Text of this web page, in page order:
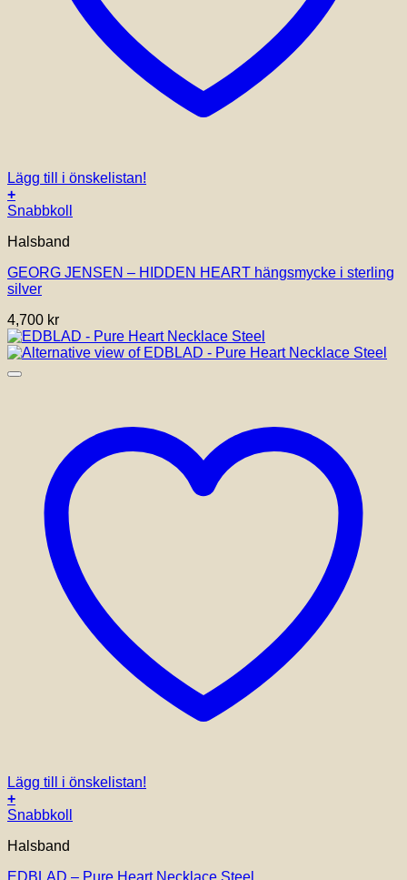
Lägg till i önskelistan!
+
Snabbkoll
Halsband
GEORG JENSEN – HIDDEN HEART hängsmycke i sterling
silver
4,700 kr
Lägg till i önskelistan!
+
Snabbkoll
Halsband